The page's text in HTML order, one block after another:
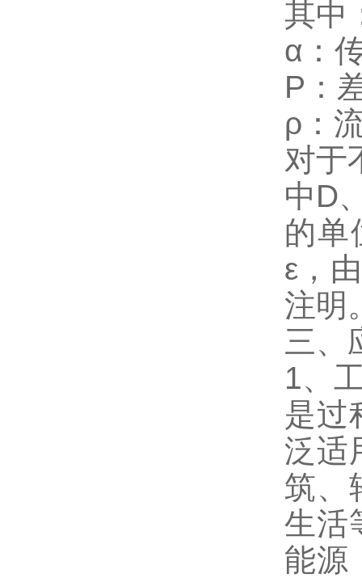
其中
α：
P：
ρ：
对于
中D
的单
ε，
注明
三、
1、
是过
泛适
筑、
生活
能源